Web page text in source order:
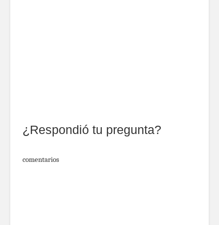
¿Respondió tu pregunta?
comentarios